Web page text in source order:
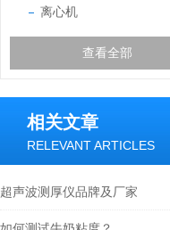
离心机
查看全部
相关文章
RELEVANT ARTICLES
超声波测厚仪品牌及厂家